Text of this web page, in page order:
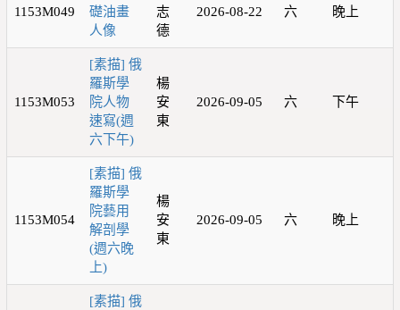
1153M049
礎油畫
人像
志
德
2026-08-22 六 晚上
1153M053
[素描] 俄
羅斯學
院人物
速寫(週
六下午)
楊
安
東
2026-09-05 六 下午
1153M054
[素描] 俄
羅斯學
院藝用
解剖學
(週六晚
上)
楊
安
東
2026-09-05 六 晚上
[素描] 俄